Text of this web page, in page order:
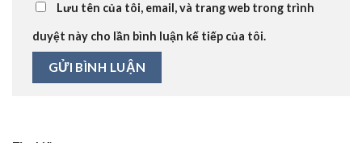
Lưu tên của tôi, email, và trang web trong trình
duyệt này cho lần bình luận kế tiếp của tôi.